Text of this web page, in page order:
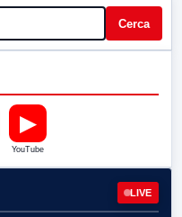
Cerca
▶
YouTube
LIVE